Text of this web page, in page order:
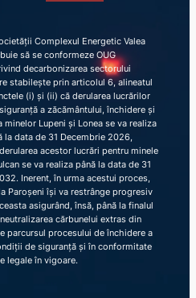
Complexul Energetic Valea
să se conformeze OUG
decarbonizarea sectorului
stabilește prin articolul 6, alineatul
(i) și (ii) că derularea lucrărilor
a zăcământului, închidere și
minelor Lupeni și Lonea se va realiza
la data de 31 Decembrie 2026,
acestor lucrări pentru minele
se va realiza până la data de 31
Inerent, în urma acestui proces,
Paroșeni își va restrânge progresiv
asigurând, însă, până la finalul
cărbunelui extras din
parcursul procesului de închidere a
de siguranță și în conformitate
legale în vigoare.